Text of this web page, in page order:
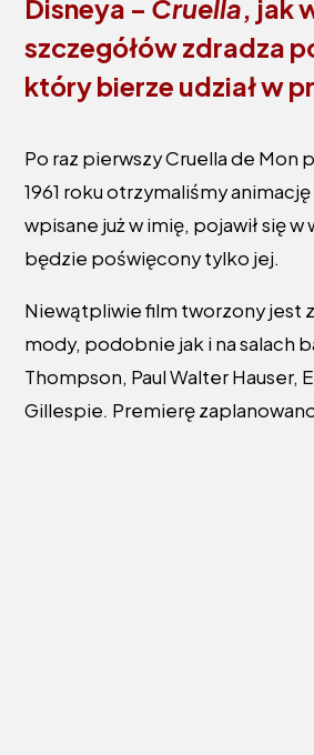
Disneya – Cruella, jak
szczegółów zdradza
który bierze udział w
Po raz pierwszy Cruella de Mon
1961 roku otrzymaliśmy
wpisane już w imię, pojawił się
będzie poświęcony tylko jej.
Niewątpliwie film tworzony jest
mody, podobnie jak i na salach
Thompson, Paul Walter Hauser,
Gillespie. Premierę